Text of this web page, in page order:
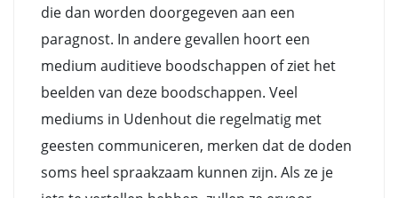
die dan worden doorgegeven aan een
paragnost. In andere gevallen hoort een
medium auditieve boodschappen of ziet het
beelden van deze boodschappen. Veel
mediums in Udenhout die regelmatig met
geesten communiceren, merken dat de doden
soms heel spraakzaam kunnen zijn. Als ze je